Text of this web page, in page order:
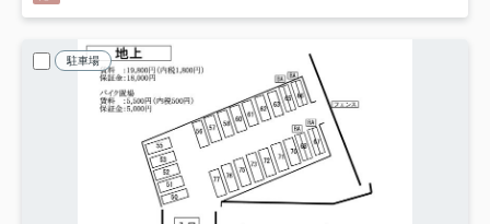
駐車場